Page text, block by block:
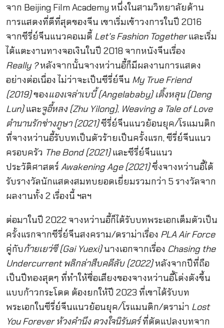
จาก Beijing Film Academy หนึ่งในสามวิทยาลัยด้าน
การแสดงที่ดีที่สุดของจีน เขาเริ่มเข้าวงการในปี 2016
จากซีรี่ย์จีนแนวคอเมดี้ Let’s Fashion Togetherและเริ่ม
ได้แตะงานทางจอเงินในปี 2018 จากหนังจีนเรื่อง
Really？หลังจากนั้นจางหว่านอี้ก็มีผลงานการแสดง
อย่างต่อเนื่อง ไม่ว่าจะเป็นซีรี่ย์จีน My True Friend
(2019)ของแองเจล่าเบบี้ (Angelababy) เติ้งหลุน (Deng
Lun)และจูอี้หลง (Zhu Yilong), Weaving a Tale of Love
ตำนานรักช่างภูษา (2021)ซีรี่ย์จีนแนวย้อนยุค/โรแมนติก
ที่จางหว่านอี้รับบทเป็นตัวร้ายเป็นครั้งแรก, ซีรี่ย์จีนแนว
ครอบครัว The Bond (2021)และซีรี่ย์จีนแนว
ประวัติศาสตร์ Awakening Age (2021)ซึ่งจางหว่านอี้ได้
รับรางวัลนักแสดงสมทบยอดเยี่ยมรวมกว่า 5 รางวัลจาก
ผลงานทั้ง 2 เรื่องนี้ ฯลฯ
ต่อมาในปี 2022 จางหว่านอี้ก็ได้รับบทพระเอกเต็มตัวเป็น
ครั้งแรกจากซีรี่ย์จีนสงคราม/ดราม่าเรื่อง PLA Air Force
คู่กับก้ายเยว่ซี (Gai Yuexi)นางเอกจากเรื่อง Chasing the
Undercurrent พลิกล่าสืบคดีลับ (2022)หลังจากปีที่ถือ
เป็นปีทองสุดๆ ที่ทำให้ชื่อเสียงของจางหว่านอี้โด่งดังขึ้น
แบบก้าวกระโดด ต้องยกให้ปี 2023 ที่เขาได้รับบท
พระเอกในซีรี่ย์จีนแนวย้อนยุค/โรแมนติก/ดราม่า Lost
You Forever ห้วงคำนึง ดวงใจนิรันดร์ที่ดัดแปลงบทจาก